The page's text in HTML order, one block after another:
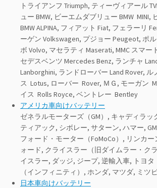
トライアンフ Triumph, ティーヴィアール
ュー BMW, ビーエムダブリュー BMW MINI,
BMW ALPINA, フィアット Fiat, フェラーリ
ーゲン Volkswagen, プジョー Peugeot, ポ
ボ Volvo, マセラティ Maserati, MMC スマー
セデスベンツ Mercedes Benz, ランチャ
Lanborghini, ランドローバー Land Rover,
ス Lotus, ローバー Rover, ＭＧ, モーガン
イス Rolls Royce, ベントレー Bentley
アメリカ車向けバッテリー
ゼネラルモーターズ（GM）, キャディラッ
ティアック, シボレー, サターン, ハマー,
フォード・モーター（FoMoCo）, リンカ
ォード, クライスラー（旧ダイムラー・ク
イスラー, ダッジ, ジープ, 逆輸入車, トヨ
（インフィニティ）, ホンダ, マツダ, ミツ
日本車向けバッテリー